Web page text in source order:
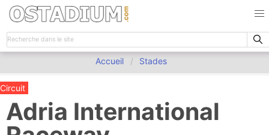
Accueil Stades
Circuit
Adria International